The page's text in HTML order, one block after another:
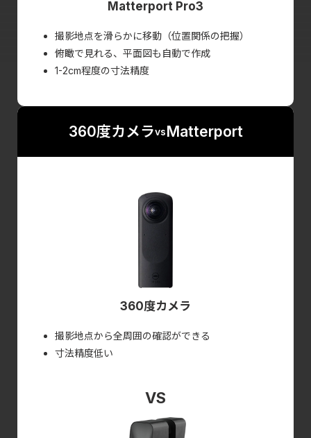
代替え品（新品）がアメリカから空輸で送られてきま
す。
交換品が届きましたら代替品を返送してください。※
送料はお客様でご負担ください。
Matterport Pro3
撮影地点を滑らかに移動（位置関係の把握）
俯瞰で見れる、平面図も自動で作成
1-2cm程度の寸法精度
360度カメラvs Matterport
360度カメラ
撮影地点から全周囲の確認ができる
寸法精度低い